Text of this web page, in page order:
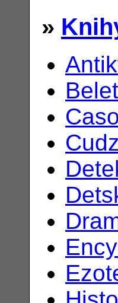
»